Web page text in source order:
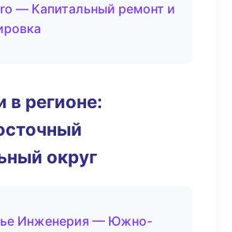
— Капитальный ремонт и
в регионе:
округ
Инженерия — Южно-